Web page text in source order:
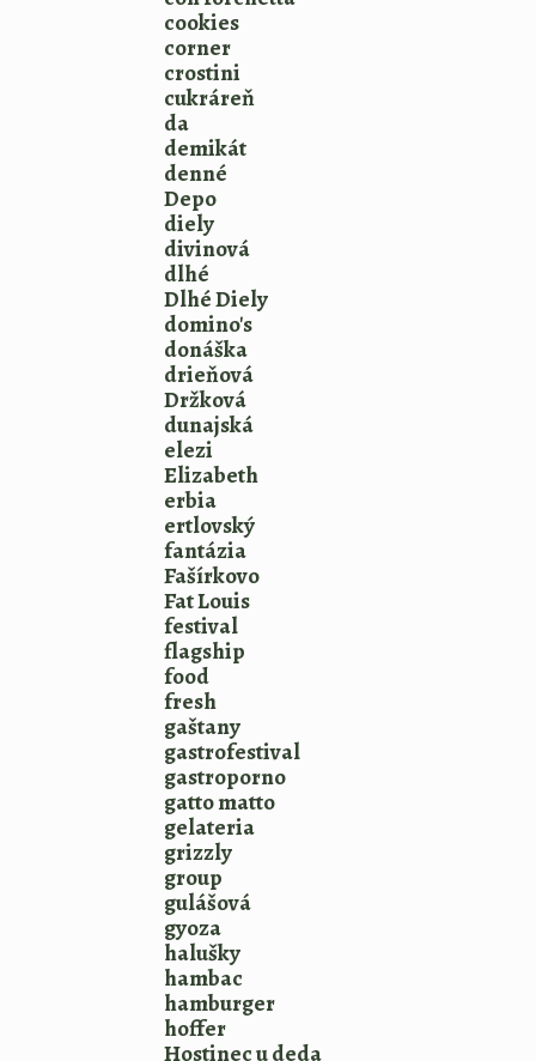
cookies
corner
crostini
cukráreň
da
demikát
denné
Depo
diely
divinová
dlhé
Dlhé Diely
domino's
donáška
drieňová
Držková
dunajská
elezi
Elizabeth
erbia
ertlovský
fantázia
Fašírkovo
Fat Louis
festival
flagship
food
fresh
gaštany
gastrofestival
gastroporno
gatto matto
gelateria
grizzly
group
gulášová
gyoza
halušky
hambac
hamburger
hoffer
Hostinec u deda